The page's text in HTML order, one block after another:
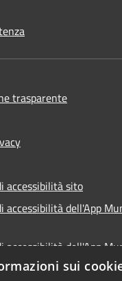
trasparente
accessibilità sito
accessibilità dell'App
accessibilità dell'App
sui